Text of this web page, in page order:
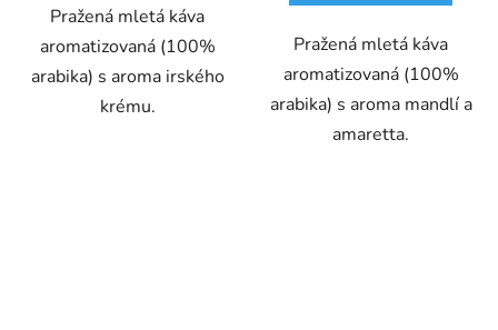
Pražená mletá káva
aromatizovaná (100%
arabika) s aroma irského
krému.
Pražená mletá káva
aromatizovaná (100%
arabika) s aroma mandlí a
amaretta.